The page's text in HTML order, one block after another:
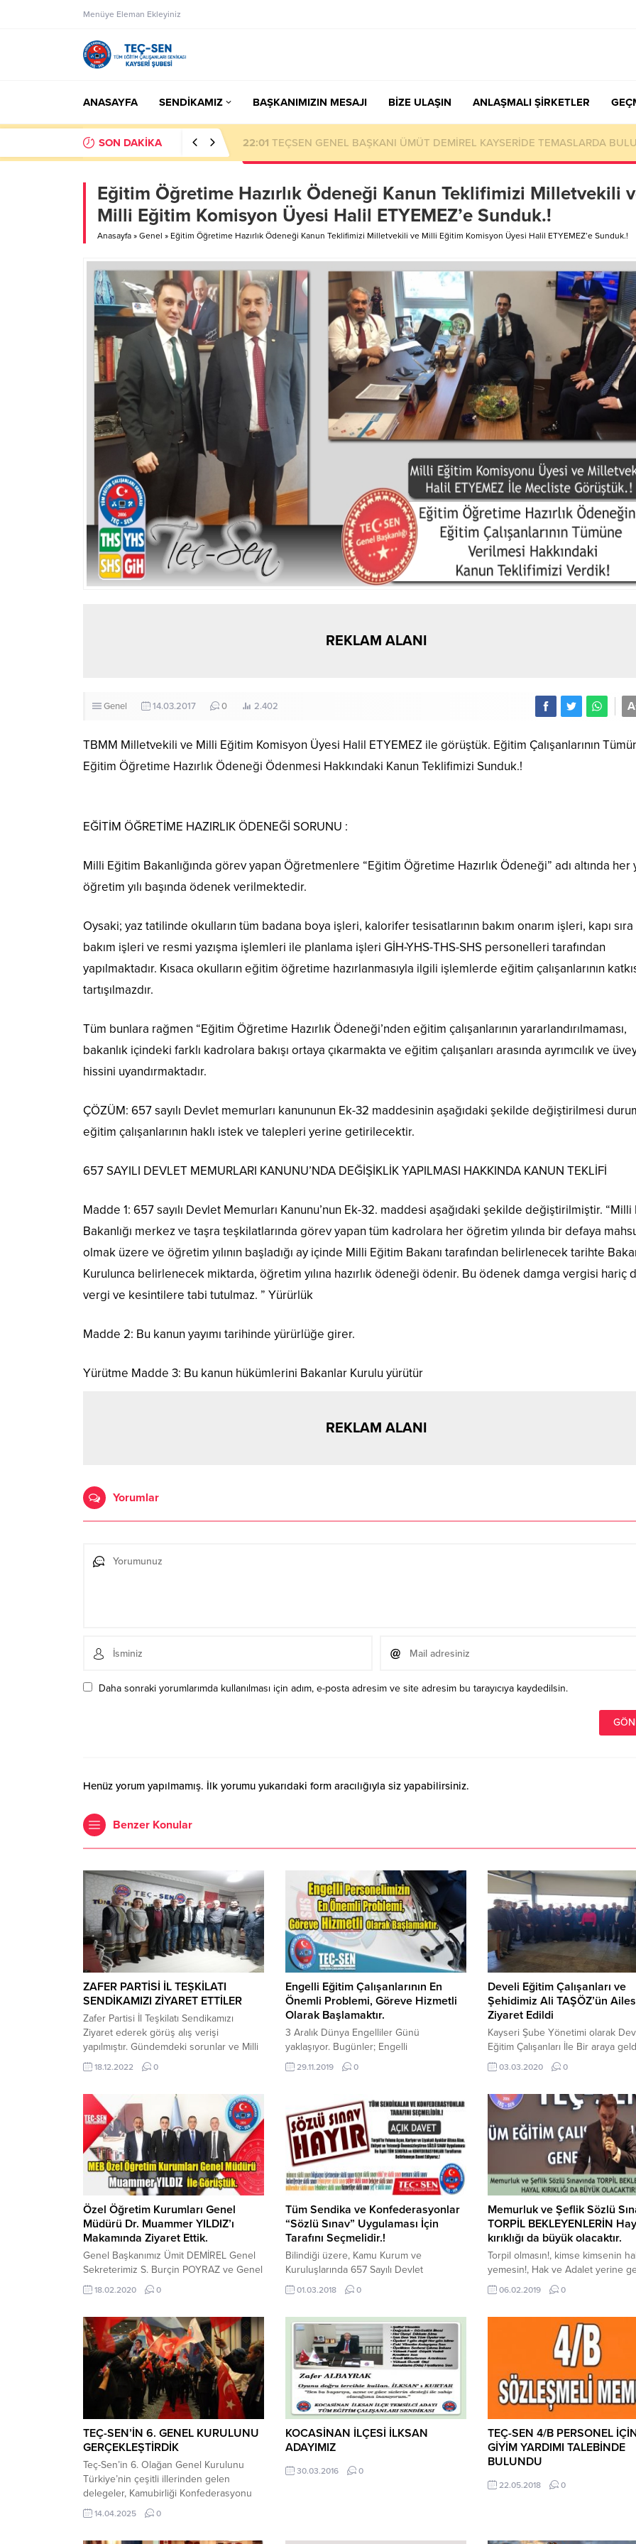
Menüye Eleman Ekleyiniz
ANASAYFA SENDİKAMIZ BAŞKANIMIZIN MESAJI BİZE ULAŞIN ANLAŞMALI ŞİRKETLER
SON DAKİKA 23:50 Eksik Ödenen Sendika Aidatının İade Başvuru Evrakları
Eğitim Öğretime Hazırlık Ödeneği Kanun Teklifimizi Milletvekili
Milli Eğitim Komisyon Üyesi Halil ETYEMEZ’e Sunduk.!
Anasayfa » Genel » Eğitim Öğretime Hazırlık Ödeneği Kanun Teklifimizi Milletvekili ve Milli Eğitim Komisyon Üyesi Halil ETYEMEZ’e Sunduk.!
REKLAM ALANI
Genel 14.03.2017 0 2.402 A
TBMM Milletvekili ve Milli Eğitim Komisyon Üyesi Halil ETYEMEZ ile görüştük. Eğitim Çalışanlarının
Eğitim Öğretime Hazırlık Ödeneği Ödenmesi Hakkındaki Kanun Teklifimizi Sunduk.!
EĞİTİM ÖĞRETİME HAZIRLIK ÖDENEĞİ SORUNU :
Milli Eğitim Bakanlığında görev yapan Öğretmenlere “Eğitim Öğretime Hazırlık Ödeneği” adı altında her
öğretim yılı başında ödenek verilmektedir.
Oysaki; yaz tatilinde okulların tüm badana boya işleri, kalorifer tesisatlarının bakım onarım işleri, kapı
bakım işleri ve resmi yazışma işlemleri ile planlama işleri GİH-YHS-THS-SHS personelleri tarafından
yapılmaktadır. Kısaca okulların eğitim öğretime hazırlanmasıyla ilgili işlemlerde eğitim çalışanlarının
tartışılmazdır.
Tüm bunlara rağmen “Eğitim Öğretime Hazırlık Ödeneği’nden eğitim çalışanlarının yararlandırılmaması,
bakanlık içindeki farklı kadrolara bakışı ortaya çıkarmakta ve eğitim çalışanları arasında ayrımcılık ve
hissini uyandırmaktadır.
ÇÖZÜM: 657 sayılı Devlet memurları kanununun Ek-32 maddesinin aşağıdaki şekilde değiştirilmesi
eğitim çalışanlarının haklı istek ve talepleri yerine getirilecektir.
657 SAYILI DEVLET MEMURLARI KANUNU’NDA DEĞİŞİKLİK YAPILMASI HAKKINDA KANUN TEKLİFİ
Madde 1: 657 sayılı Devlet Memurları Kanunu’nun Ek-32. maddesi aşağıdaki şekilde değiştirilmiştir. “Milli
Bakanlığı merkez ve taşra teşkilatlarında görev yapan tüm kadrolara her öğretim yılında bir defaya
olmak üzere ve öğretim yılının başladığı ay içinde Milli Eğitim Bakanı tarafından belirlenecek tarihte
Kurulunca belirlenecek miktarda, öğretim yılına hazırlık ödeneği ödenir. Bu ödenek damga vergisi hariç
vergi ve kesintilere tabi tutulmaz. ” Yürürlük
Madde 2: Bu kanun yayımı tarihinde yürürlüğe girer.
Yürütme Madde 3: Bu kanun hükümlerini Bakanlar Kurulu yürütür
REKLAM ALANI
Yorumlar
Daha sonraki yorumlarımda kullanılması için adım, e-posta adresim ve site adresim bu tarayıcıya kaydedilsin.
Henüz yorum yapılmamış. İlk yorumu yukarıdaki form aracılığıyla siz yapabilirsiniz.
Benzer Konular
ZAFER PARTİSİ İL TEŞKİLATI
SENDİKAMIZI ZİYARET ETTİLER
Zafer Partisi İl Teşkilatı Sendikamızı
Ziyaret ederek görüş alış verişi
yapılmıştır. Gündemdeki sorunlar ve Milli
Eğitim Çalışanlarının sorunları hakkında
bilgi verilmiştir.
18.12.2022 0
Engelli Eğitim Çalışanlarının En
Önemli Problemi, Göreve Hizmetli
Olarak Başlamaktır.
3 Aralık Dünya Engelliler Günü
yaklaşıyor. Bugünler; Engelli
vatandaşlarımızın ve eğitim çalışanlarının
sorunlarının gündeme getirilmesi,
duyarlılığının artırılması bakımından,
büyük önem taşımaktadır. Son yıllarda
engelli vatandaşlarımız içerisinden
merkezi sınavlarla kamuda engelli
personel istihdamı hız kazanmıştır. Bu
durum engelli vatandaşlarımız açısından
sevindiricidir. Ancak; Engelli
vatandaşlarımıza, pozitif ayrımcılık...
29.11.2019 0
Develi Eğitim Çalışanları ve
Şehidimiz Ali TAŞÖZ’ün
Ziyaret Edildi
Kayseri Şube Yönetimi olarak
Eğitim Çalışanları İle Bir araya
eğitim çalışanlarının sorunları ve
hakkında görüş alış verişi
TAŞÖZ’ün ailesine taziye
bulunulmuştur. Ailesine ve Tüm
Sabır Diliyoruz.
03.03.2020 0
Özel Öğretim Kurumları Genel
Müdürü Dr. Muammer YILDIZ’ı
Makamında Ziyaret Ettik.
Genel Başkanımız Ümit DEMİREL Genel
Sekreterimiz S. Burçin POYRAZ ve Genel
Başkan Yardımcımız Ali GÜLER’den
oluşan heyet ile Özel Öğretim Kurumları
Makamında Ziyaret Ettik. Görüşmede özel
öğretimk urumları genel müdürlüğü
uhdesinde bulunan görevler kapsamında
eğitim çalışanlarının yaşadığı sorunlar ve
talepleri masaya yatırıldı. Görüşmede;
1)MTSK uygulama...
18.02.2020 0
Tüm Sendika ve Konfederasyonlar
“Sözlü Sınav” Uygulaması İçin
Tarafını Seçmelidir.!
Bilindiği üzere, Kamu Kurum ve
Kuruluşlarında 657 Sayılı Devlet
Memurluğu Kapsamında görev yapan
Kamu çalışanlarının Kariyer ve Liyakat
ve eğitimlerine uygun kadrolarda
istihdamı için “Görevde Yükselme ve
Unvan Değişikliği Sınavları” yapılmaktadır.
Görevde Yükselme ve Unvan Değişikliği
Sınavlarına katılma hakkına sahip
adayların, Bakanlıklarca belirlenen
takvimlerde yapılan “Görevde...
01.03.2018 0
Memurluk ve Şeflik Sözlü
TORPİL BEKLEYENLERİN
kırıklığı da büyük olacaktır.
Torpil olmasın!, kimse kimsenin
yemesin!, Hak ve Adalet yerine
liyakat gelsin diyorsun!…diyorsun
Söyleminle yaptığın arasında
sendika değiştiriyorsun veya torpil
yapacağına kesin inandığın,
etmediğin BİR sendikanın içinde
tercih ediyorsun! “Tamam haklısın
başkanım!Ama şu sözlü sınav
diyorsun! Savaşmadan, tavır...
06.02.2019 0
TEÇ-SEN’İN 6. GENEL KURULUNU
GERÇEKLEŞTİRDİK
Teç-Sen’in 6. Olağan Genel Kurulunu
Türkiye’nin çeşitli illerinden gelen
delegeler, Kamubirliği Konfederasyonu
genel başkan ve yönetim kurulu, paydaş
sendikalarımızın genel başkan ve
14.04.2025 0
KOCASİNAN İLÇESİ İLKSAN
ADAYIMIZ
30.03.2016 0
TEÇ-SEN 4/B PERSONEL
GİYİM YARDIMI TALEBİNDE
BULUNDU
22.05.2018 0